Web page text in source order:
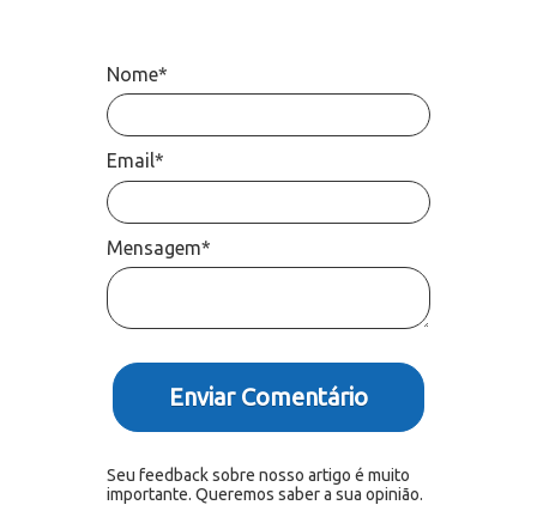
Nome*
Email*
Mensagem*
Enviar Comentário
Seu feedback sobre nosso artigo é muito
importante. Queremos saber a sua opinião.